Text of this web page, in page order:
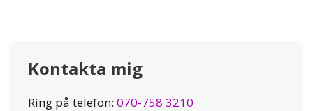
Kontakta mig
Ring på telefon: 070-758 3210